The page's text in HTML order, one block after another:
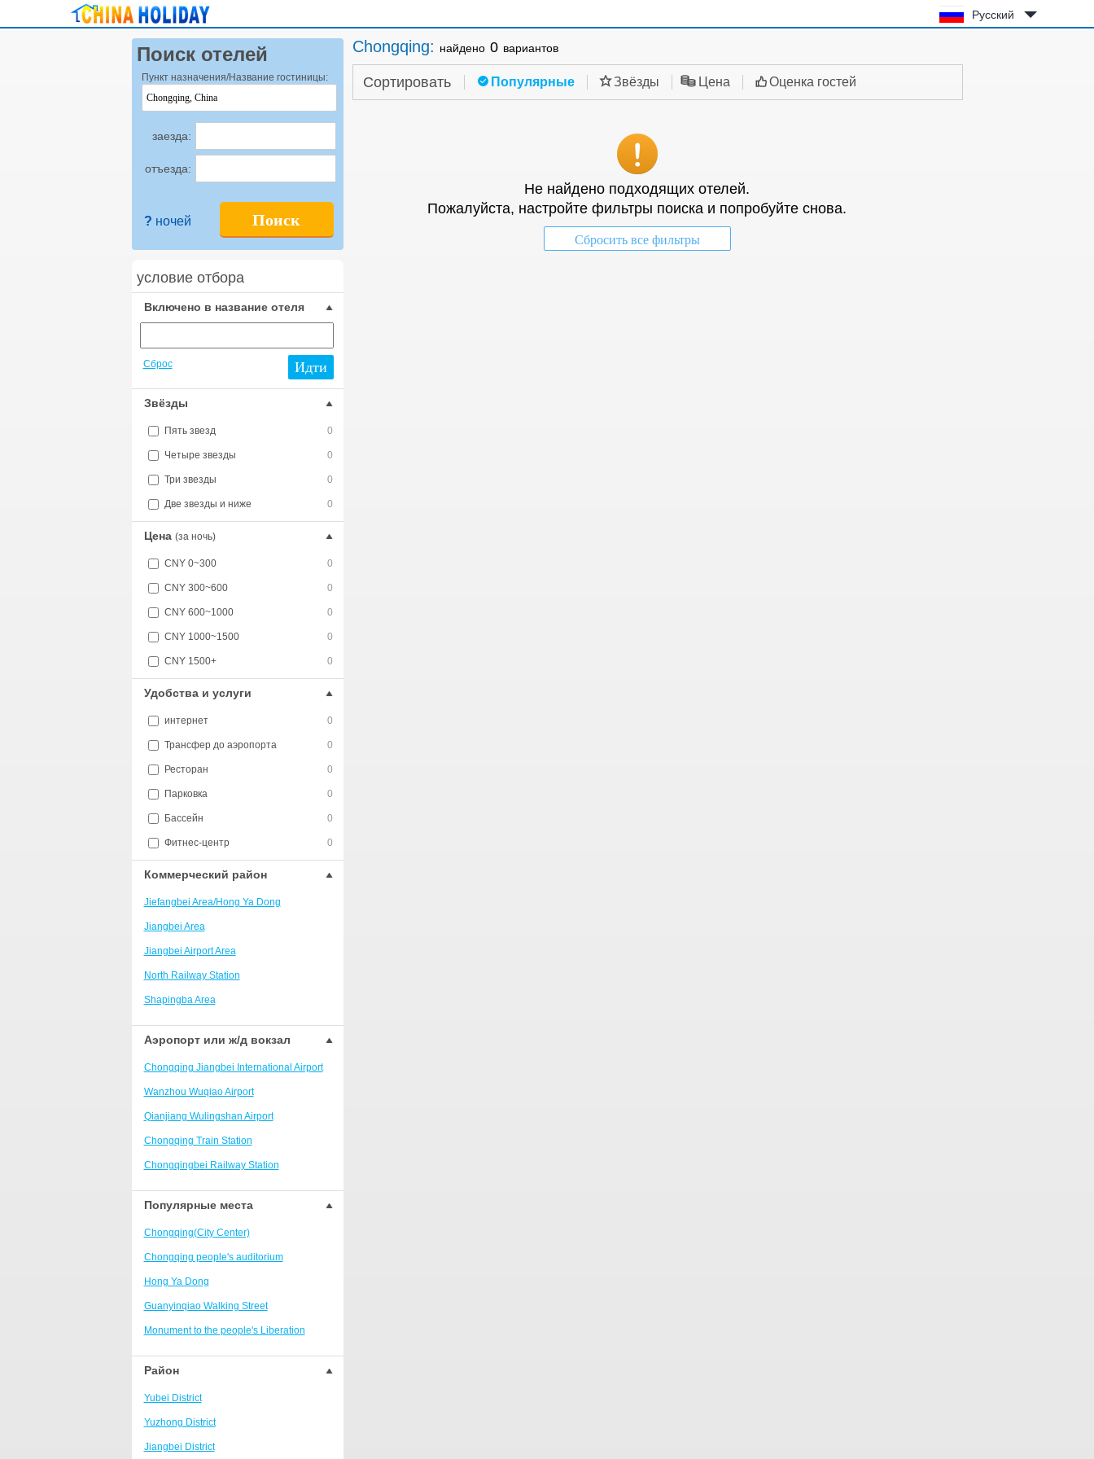
Русский
Поиск отелей
Пункт назначения/Название гостиницы:
заезда:
отъезда:
Поиск
? ночей
условие отбора
Включено в название отеля
Сброс Идти
Звёзды
Пять звезд 0
Четыре звезды 0
Три звезды 0
Две звезды и ниже 0
Цена (за ночь)
CNY 0~300 0
CNY 300~600 0
CNY 600~1000 0
CNY 1000~1500 0
CNY 1500+ 0
Удобства и услуги
интернет 0
Трансфер до аэропорта 0
Ресторан 0
Парковка 0
Бассейн 0
Фитнес-центр 0
Коммерческий район
Jiefangbei Area/Hong Ya Dong
Jiangbei Area
Jiangbei Airport Area
North Railway Station
Shapingba Area
Liangjiang New Area
Nanping
Univerisity Town
Ranjiaba and Longxi
Chongqing West Railway
People's Square Area
Yangjiaping
Chashan Bamboo Sea Resort
Nanbin Road/Danzishi
Hechuan College District
High-tech Development Zone
Fuling station business district
Beibei
Ba'nan
Nanshan district
Bishan
Аэропорт или ж/д вокзал
Chongqing Jiangbei International Airport
Wanzhou Wuqiao Airport
Qianjiang Wulingshan Airport
Chongqing Train Station
Chongqingbei Railway Station
Chongqingxi Railway Station
Shapingba Railway Station
Популярные места
Chongqing(City Center)
Chongqing people's auditorium
Hong Ya Dong
Guanyinqiao Walking Street
Monument to the people's Liberation
Chaotianmen Square
Fairy Mountain National Forest Park
People's Square
Sanxia Square
Район
Yubei District
Yuzhong District
Jiangbei District
Chongqing: найдено 0 вариантов
Сортировать Популярные Звёзды Цена Оценка гостей
Не найдено подходящих отелей.
Пожалуйста, настройте фильтры поиска и попробуйте снова.
Сбросить все фильтры